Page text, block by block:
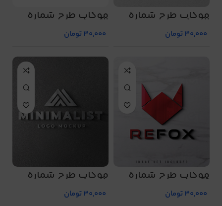
موکاپ طرح شماره
5002
30,000تومان
موکاپ طرح شماره
5003
30,000تومان
موکاپ طرح شماره
5004
30,000تومان
موکاپ طرح شماره
5005
30,000تومان